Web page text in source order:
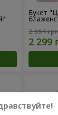
Букет
2 554 грн